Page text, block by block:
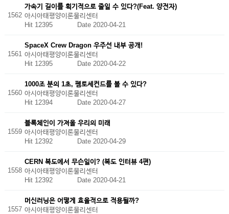
1562
가속기 길이를 획기적으로 줄일 수 있다?(Feat. 양전자)
아시아태평양이론물리센터
Hit 12395 Date 2020-04-21
1561
SpaceX Crew Dragon 우주선 내부 공개!
아시아태평양이론물리센터
Hit 12395 Date 2020-04-22
1560
1000조 분의 1초, 펨토세컨드를 볼 수 있다?
아시아태평양이론물리센터
Hit 12394 Date 2020-04-27
1559
블록체인이 가져올 우리의 미래
아시아태평양이론물리센터
Hit 12392 Date 2020-04-29
1558
CERN 복도에서 무슨일이? (복도 인터뷰 4편)
아시아태평양이론물리센터
Hit 12392 Date 2020-04-21
1557
머신러닝은 어떻게 효율적으로 적용될까?
아시아태평양이론물리센터